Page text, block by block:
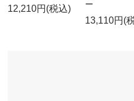
12,210円(税込) ー
13,110円(